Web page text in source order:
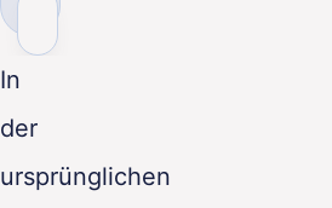
In
der
ursprünglichen